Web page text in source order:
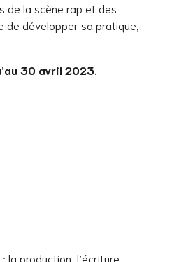
de la scène rap et des
de développer sa pratique,
30 avril 2023.
la production, l’écriture,